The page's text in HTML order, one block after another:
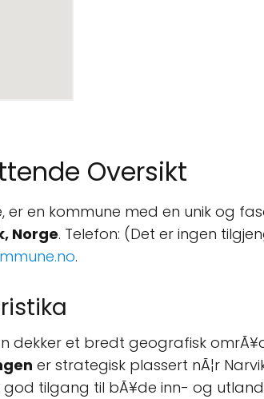
Oversikt
en kommune med en unik og
Norge. Telefon: (Det er ingen
.
dekker et bredt geografisk
er strategisk plassert nÃ¦r
tilgang til bÃ¥de inn- og utland.